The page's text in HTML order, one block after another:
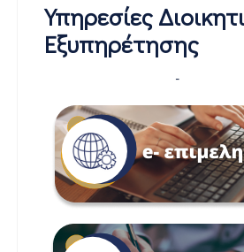
Υπηρεσίες
Εξυπηρέτησης
-